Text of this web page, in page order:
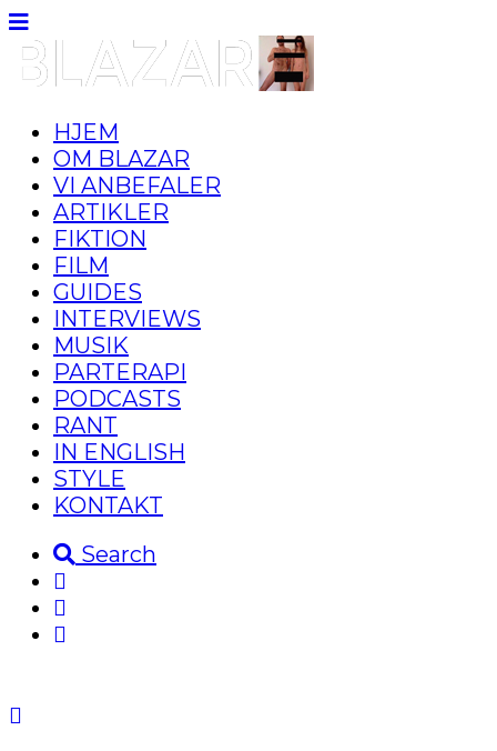
HJEM
OM BLAZAR
VI ANBEFALER
ARTIKLER
FIKTION
FILM
GUIDES
INTERVIEWS
MUSIK
PARTERAPI
PODCASTS
RANT
IN ENGLISH
STYLE
KONTAKT
Search